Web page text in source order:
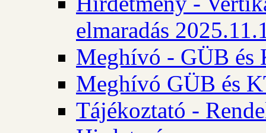
elmaradás
Meghívó - GÜB és
Meghívó GÜB és
Tájékoztató -